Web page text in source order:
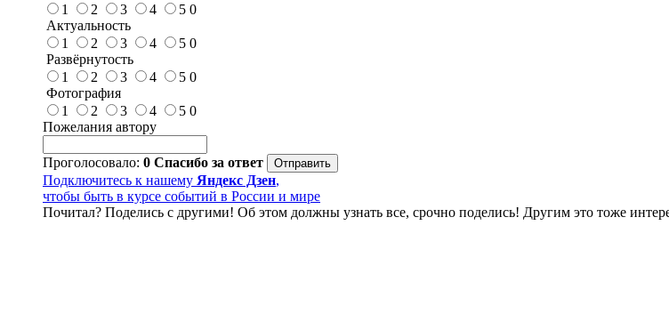
1
2 3 4 5 0
Актуальность
1
2 3 4 5 0
Развёрнутость
1
2 3 4 5 0
Фотография
1
2 3 4 5 0
Пожелания автору
Проголосовало: 0 Спасибо за ответ
Подключитесь к нашему Яндекс Дзен,
чтобы быть в курсе событий в России и мире
Почитал? Поделись с другими! Об этом должны узнать все, срочно поделись! Другим это тоже